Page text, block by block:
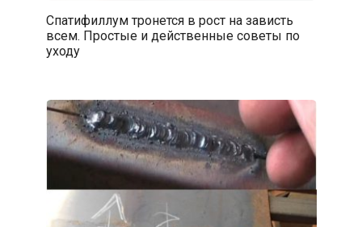
Спатифиллум тронется в рост на зависть
всем. Простые и действенные советы по
уходу